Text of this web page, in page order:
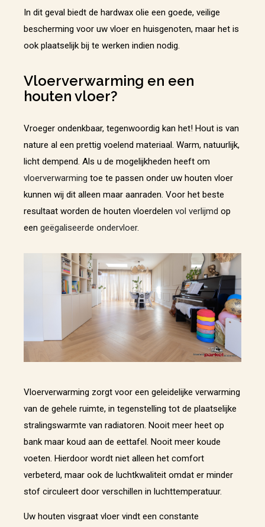
In dit geval biedt de hardwax olie een goede, veilige
bescherming voor uw vloer en huisgenoten, maar het is
ook plaatselijk bij te werken indien nodig.
Vloerverwarming en een
houten vloer?
Vroeger ondenkbaar, tegenwoordig kan het! Hout is van
nature al een prettig voelend materiaal. Warm, natuurlijk,
licht dempend. Als u de mogelijkheden heeft om
vloerverwarming toe te passen onder uw houten vloer
kunnen wij dit alleen maar aanraden. Voor het beste
resultaat worden de houten vloerdelen vol verlijmd op
een geëgaliseerde ondervloer.
Vloerverwarming zorgt voor een geleidelijke verwarming
van de gehele ruimte, in tegenstelling tot de plaatselijke
stralingswarmte van radiatoren. Nooit meer heet op
bank maar koud aan de eettafel. Nooit meer koude
voeten. Hierdoor wordt niet alleen het comfort
verbeterd, maar ook de luchtkwaliteit omdat er minder
stof circuleert door verschillen in luchttemperatuur.
Uw houten visgraat vloer vindt een constante